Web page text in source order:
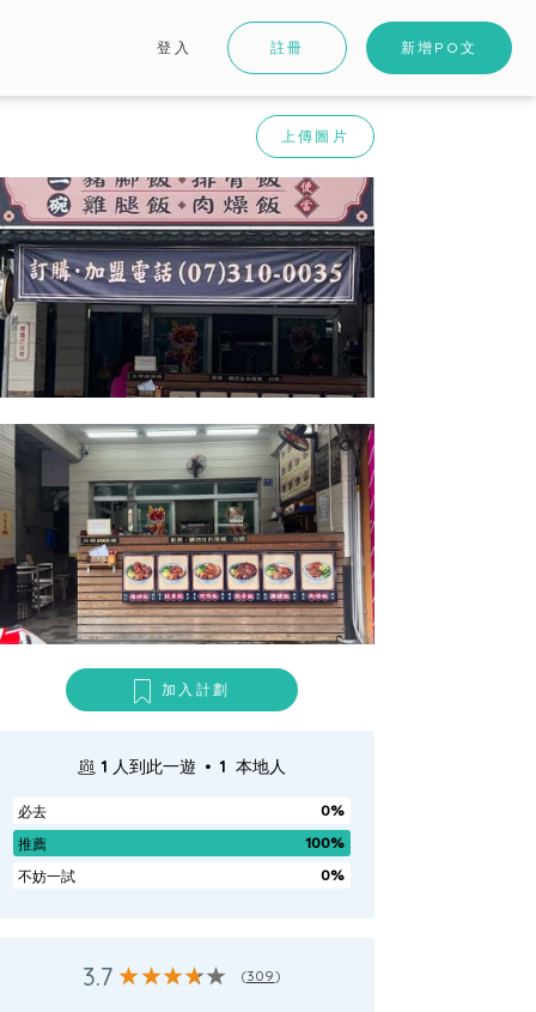
登入 註冊 新增PO文
上傳圖片
加入計劃
1 人到此一遊 . 1 本地人
必去
0%
推薦
100%
不妨一試
0%
3.7 (309)